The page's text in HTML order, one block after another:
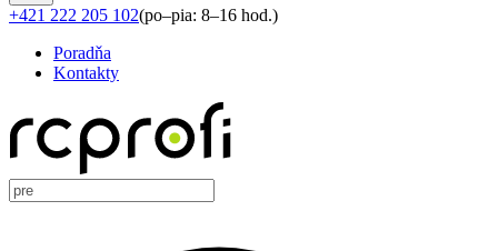
+421 222 205 102(po–pia: 8–16 hod.)
Poradňa
Kontakty